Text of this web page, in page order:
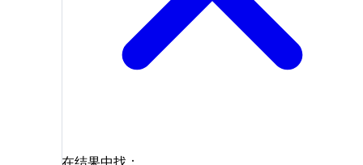
在结果中找：